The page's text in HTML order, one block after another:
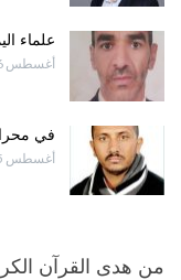
علماء
أغسطس 6, 2026
في
أغسطس 5, 2026
من هدى القرآن